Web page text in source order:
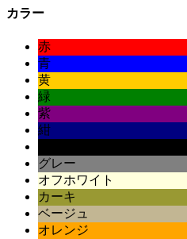
カラー
赤
青
黄
緑
紫
紺
グレー
オフホワイト
カーキ
ベージュ
オレンジ